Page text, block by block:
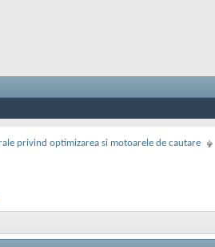
privind optimizarea si motoarele de cautare